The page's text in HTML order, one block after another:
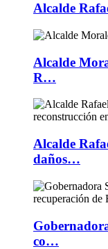
Alcalde
Alcalde
R…
Alcalde
daños…
co…